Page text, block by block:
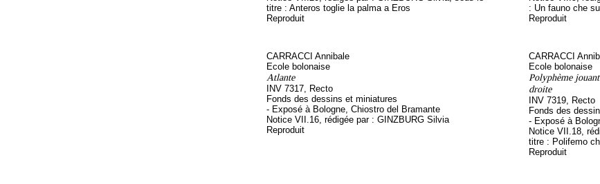
titre : Anteros toglie la palma a Eros
Reproduit
: Un fauno che
Reproduit
CARRACCI Annibale
Ecole bolonaise
Atlante
INV 7317, Recto
Fonds des dessins et miniatures
- Exposé à Bologne, Chiostro del Bramante
Notice VII.16, rédigée par : GINZBURG Silvia
Reproduit
CARRACCI
Ecole bolonaise
Polyphème
droite
INV 7319, Recto
Fonds des
- Exposé à
Notice VII.18,
titre : Polifemo
Reproduit